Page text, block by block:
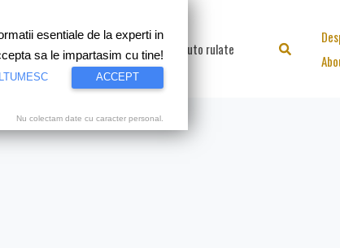
Proiecte speciale Video Auto rulate Search
esentiale de la experti in
sa le impartasim cu tine!
ACCEPT
Nu colectam date cu caracter personal.